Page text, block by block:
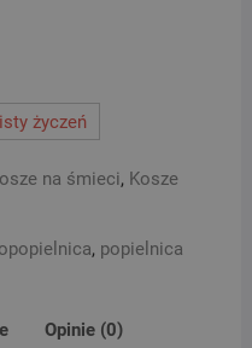
życzeń
na śmieci, Kosze
, popielnica
Opinie (0)